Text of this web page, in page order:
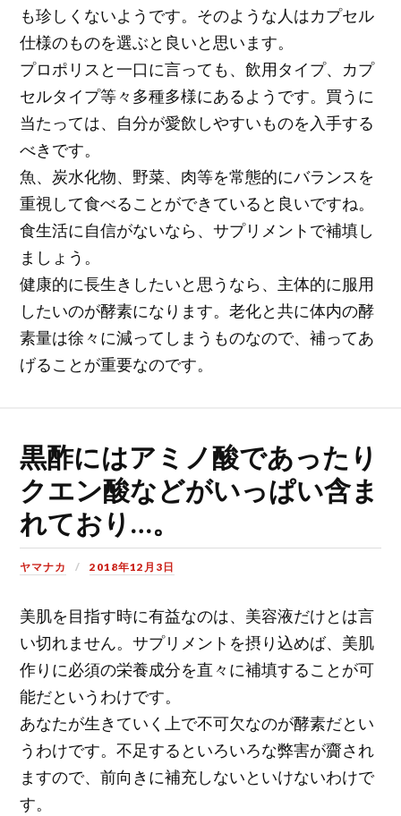
も珍しくないようです。そのような人はカプセル
仕様のものを選ぶと良いと思います。
プロポリスと一口に言っても、飲用タイプ、カプ
セルタイプ等々多種多様にあるようです。買うに
当たっては、自分が愛飲しやすいものを入手する
べきです。
魚、炭水化物、野菜、肉等を常態的にバランスを
重視して食べることができていると良いですね。
食生活に自信がないなら、サプリメントで補填し
ましょう。
健康的に長生きしたいと思うなら、主体的に服用
したいのが酵素になります。老化と共に体内の酵
素量は徐々に減ってしまうものなので、補ってあ
げることが重要なのです。
黒酢にはアミノ酸であったり
クエン酸などがいっぱい含ま
れており…。
ヤマナカ 2018年12月3日
美肌を目指す時に有益なのは、美容液だけとは言
い切れません。サプリメントを摂り込めば、美肌
作りに必須の栄養成分を直々に補填することが可
能だというわけです。
あなたが生きていく上で不可欠なのが酵素だとい
うわけです。不足するといろいろな弊害が齎され
ますので、前向きに補充しないといけないわけで
す。